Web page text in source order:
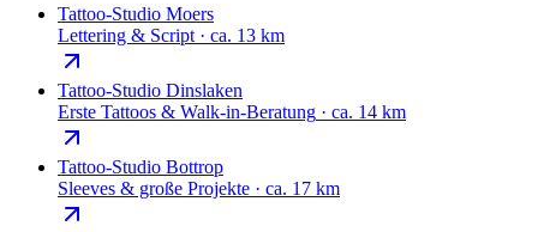
Tattoo-Studio Moers
Lettering & Script · ca. 13 km
Tattoo-Studio Dinslaken
Erste Tattoos & Walk-in-Beratung · ca. 14 km
Tattoo-Studio Bottrop
Sleeves & große Projekte · ca. 17 km